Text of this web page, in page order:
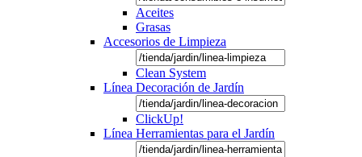
Aceites
Grasas
Accesorios de Limpieza
Clean System
Línea Decoración de Jardín
ClickUp!
Línea Herramientas para el Jardín